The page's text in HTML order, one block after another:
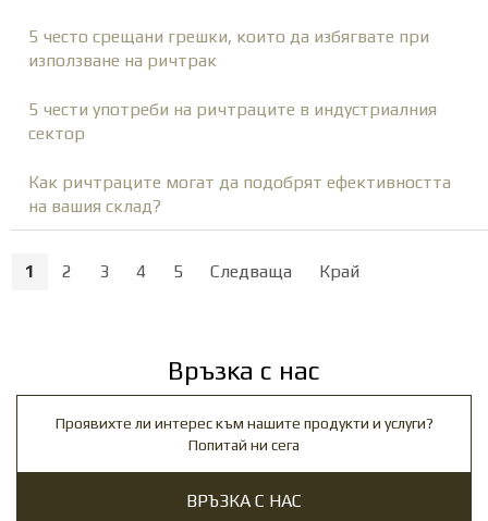
5 често срещани грешки, които да избягвате при
използване на ричтрак
5 чести употреби на ричтраците в индустриалния
сектор
Как ричтраците могат да подобрят ефективността
на вашия склад?
1 2 3 4 5 Следваща Край
Връзка с нас
Проявихте ли интерес към нашите продукти и услуги?
Попитай ни сега
ВРЪЗКА С НАС